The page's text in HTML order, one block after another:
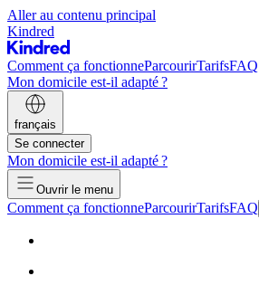
Aller au contenu principal
Kindred
Comment ça fonctionneParcourirTarifsFAQ
Mon domicile est-il adapté ?
français
Se connecter
Mon domicile est-il adapté ?
Ouvrir le menu
Comment ça fonctionneParcourirTarifsFAQ